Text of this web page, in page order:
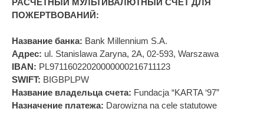
РАСЧЕТНЫЙ МУЛЬТИВАЛЮТНЫЙ СЧЕТ ДЛЯ
ПОЖЕРТВОВАНИЙ:
Название банка: Bank Millennium S.A.
Адрес: ul. Stanislawa Zaryna, 2A, 02-593, Warszawa
IBAN: PL97116022020000000216711123
SWIFT: BIGBPLPW
Название владельца счета: Fundacja “KARTA ‘97”
Назначение платежа: Darowizna na cele statutowe